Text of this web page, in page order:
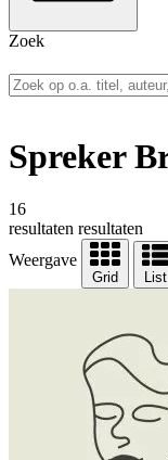
Zoek
Spreker
16
resultaten resultaten
Weergave
Grid List